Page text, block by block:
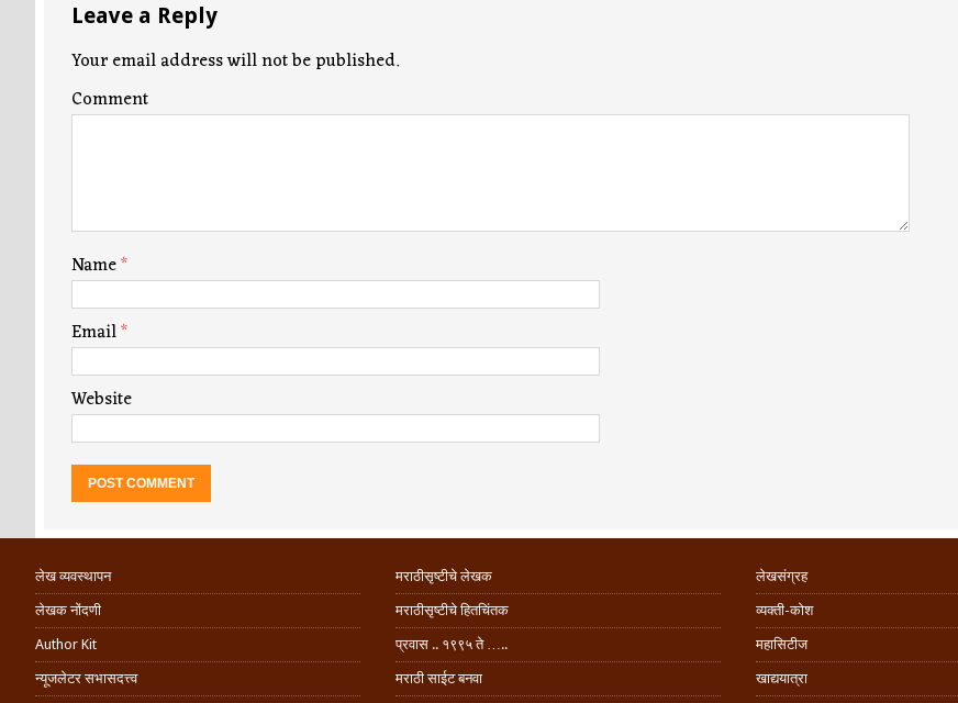
Leave a Reply
Your email address will not be published.
Comment
Name*
Email*
Website
लेख व्यवस्थापन
लेखक नोंदणी
Author Kit
न्यूजलेटर सभासदत्त्व
मराठीसृष्टीचे लेखक
मराठीसृष्टीचे हितचिंतक
प्रवास .. १९९५ ते …..
मराठी साईट बनवा
लेखसंग्रह
व्यक्ती-कोश
महासिटीज
खाद्ययात्रा